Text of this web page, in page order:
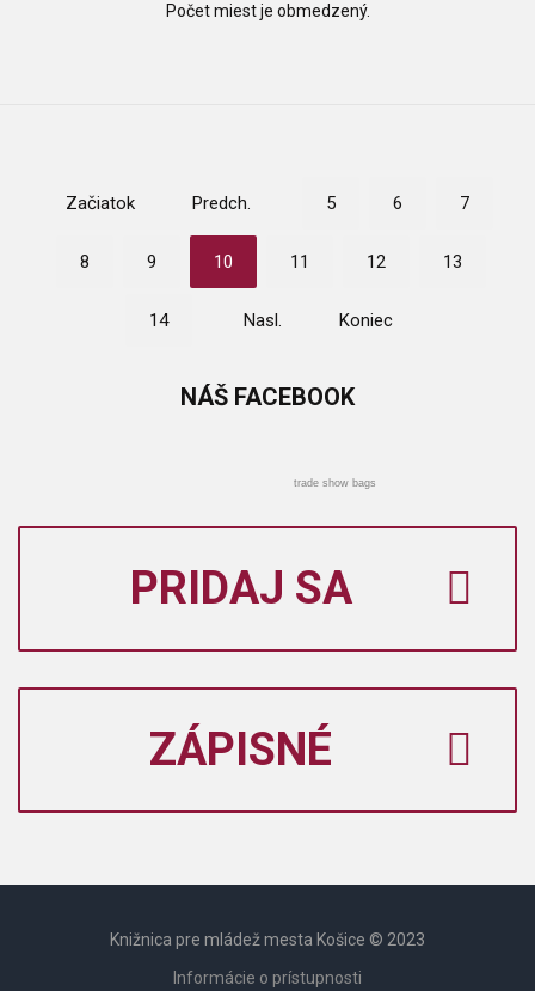
Počet miest je obmedzený.
Začiatok Predch. 5 6 7
8 9 10 11 12 13
14 Nasl. Koniec
NÁŠ FACEBOOK
trade show bags
PRIDAJ SA
ZÁPISNÉ
Knižnica pre mládež mesta Košice © 2023
Informácie o prístupnosti